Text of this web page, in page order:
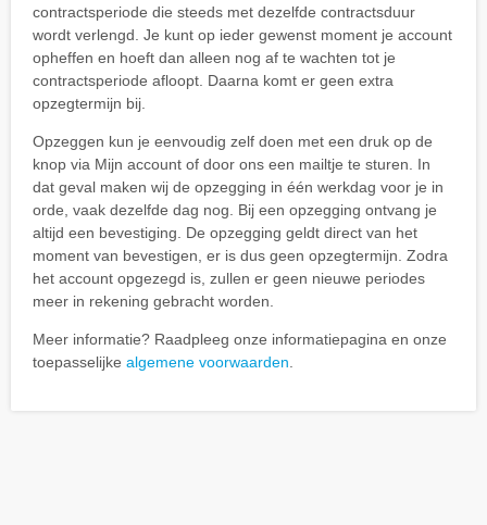
contractsperiode die steeds met dezelfde contractsduur
wordt verlengd. Je kunt op ieder gewenst moment je account
opheffen en hoeft dan alleen nog af te wachten tot je
contractsperiode afloopt. Daarna komt er geen extra
opzegtermijn bij.
Opzeggen kun je eenvoudig zelf doen met een druk op de
knop via Mijn account of door ons een mailtje te sturen. In
dat geval maken wij de opzegging in één werkdag voor je in
orde, vaak dezelfde dag nog. Bij een opzegging ontvang je
altijd een bevestiging. De opzegging geldt direct van het
moment van bevestigen, er is dus geen opzegtermijn. Zodra
het account opgezegd is, zullen er geen nieuwe periodes
meer in rekening gebracht worden.
Meer informatie? Raadpleeg onze informatiepagina en onze
toepasselijke algemene voorwaarden